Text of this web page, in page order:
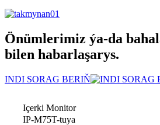
Önümlerimiz ýa-da
bilen habarlaşarys.
INDI SORAG BERIŇ
Içerki Monitor
IP-M75T-tuya